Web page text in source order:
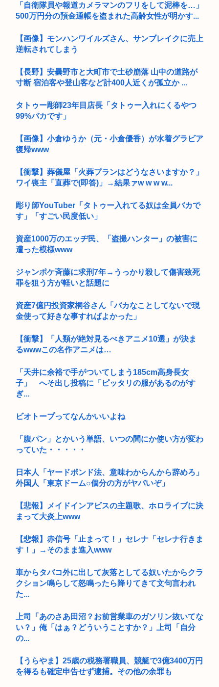
「自衛隊員や報道カメラマンのフリをして泥棒を…」
500万円分の預金通帳を盗まれた高齢女性が明かす...
【画像】モンハンワイルズさん、サンブレイクに売上
逆転されてしまう
【長野】安曇野市と大町市で土砂崩落 山中の道路が
寸断 宿泊客や登山客など計400人近くが孤立か ...
タトゥー彫師23年目店長「タトゥー入れにくるやつ
99%バカです」
【画像】小倉ゆうか（元・小倉優香）が水着グラビア
復帰www
【衝撃】葬儀屋「火葬プランはどうなさいますか？」
ワイ喪主「直葬で(即答)」→結果ァw w w w...
彫り師YouTuber「タトゥー入れてる奴は全員バカで
す」「すごい民度低い」
資産1000万のエッヂ民、「盗撮ハンター」の被害に
遭った模様www
ジャンポケ斉藤に求刑7年→うっかり殺して傷害致死
罪を狙う方が軽いと話題に
資産7億円投資家桐谷さん「バカなことしてないで現
金使って好きな事すればよかった」
【衝撃】「人類が絶対見るべきアニメ10選」が決ま
るwwwこの名作アニメは…
「天井に余裕で手がついてしまう185cm高身長女
子」 へそ出し投稿に「ピッタリの服があるのがす
ぎ...
ビオトープってなんかいいよね
「腹パン」とかいう単語、いつの間にか使い方が変わ
っていた・・・・・
日本人「ヤードポンド法、意味わからんから辞めろ」
外国人「東京ドーム○個分の方がヤバいぞ」
【悲報】メイドインアビスの主題歌、ホロライブに決
まって大炎上www
【悲報】赤信号「止まって！」セレナ「セレナ行きま
す！」→そのまま進入www
車からタバコ外に出して灰落としてる奴いたからクラ
クション鳴らして怒鳴ったら降りてきて文句言われ
た...
上司「あのさあ田沼？お前営業車のガソリン抜いてな
い？」俺「はぁ？どういうことすか？」上司「自分
の...
【うらやま】25歳の税務署職員、競艇で3億3400万円
を得るも確定申告せず逮捕。その他の余罪も